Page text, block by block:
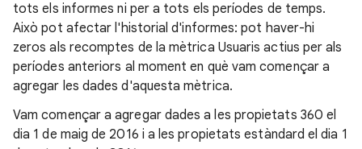
tots els informes ni per a tots els períodes de temps.
Això pot afectar l'historial d'informes: pot haver-hi
zeros als recomptes de la mètrica Usuaris actius per als
períodes anteriors al moment en què vam començar a
agregar les dades d'aquesta mètrica.
Vam començar a agregar dades a les propietats 360 el
dia 1 de maig de 2016 i a les propietats estàndard el dia 1